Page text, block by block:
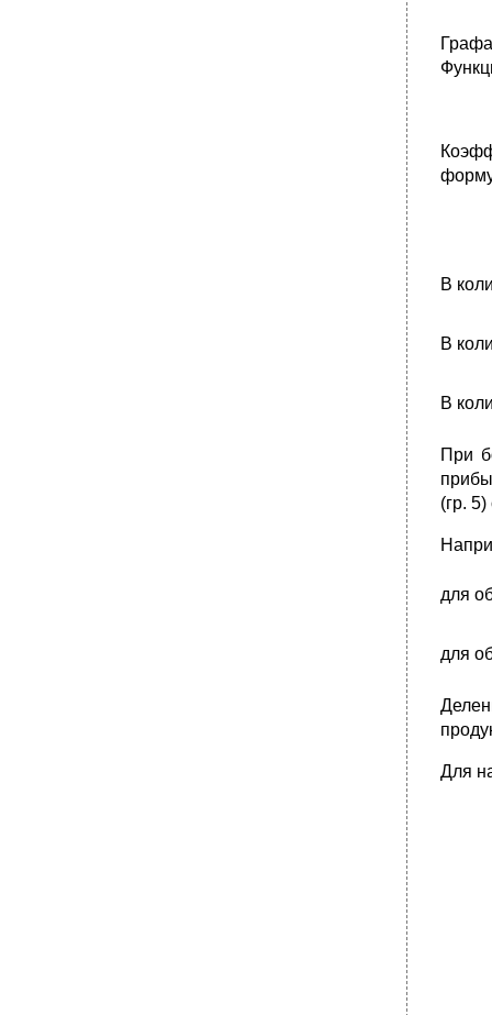
В
В
В
При
(гр.
для
для
Для